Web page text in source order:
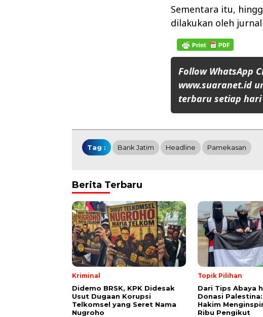
Sementara itu,
dilakukan oleh
Follow WhatsApp
www.suaranet.id
terbaru setiap hari
Tag : Bank Jatim Headline Pamekasan
Berita Terbaru
Kriminal
Didemo BRSK, KPK Didesak
Usut Dugaan Korupsi
Telkomsel yang Seret Nama
Nugroho
Topik Pilihan
Dari Tips Abaya
Donasi Palestina:
Hakim
Ribu Pengikut